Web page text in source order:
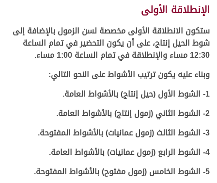
الإنطلاقة الأولى
ستكون الانطلاقة الأولى مخصصة لسن الزمول بالإضافة إلى
شوط الحيل إنتاج، على أن يكون التحضير في تمام الساعة
12:30 مساء والإنطلاقة في تمام الساعة 1:00 مساء.
وبناء عليه يكون ترتيب الأشواط على النحو التالي:
1- الشوط الأول (حيل إنتاج) بالأشواط العامة.
2- الشوط الثاني (زمول إنتاج) بالأشواط العامة.
3- الشوط الثالث (زمول عمانيات) بالأشواط المفتوحة.
4- الشوط الرابع (زمول عمانيات) بالأشواط العامة.
5- الشوط الخامس (زمول مفتوح) بالأشواط المفتوحة.